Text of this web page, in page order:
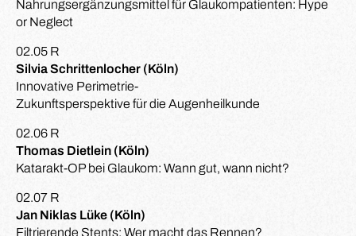
Nahrungsergänzungsmittel für Glaukompatienten: Hype
or Neglect
02.05 R
Silvia Schrittenlocher (Köln)
Innovative Perimetrie-
Zukunftsperspektive für die Augenheilkunde
02.06 R
Thomas Dietlein (Köln)
Katarakt-OP bei Glaukom: Wann gut, wann nicht?
02.07 R
Jan Niklas Lüke (Köln)
Filtrierende Stents: Wer macht das Rennen?